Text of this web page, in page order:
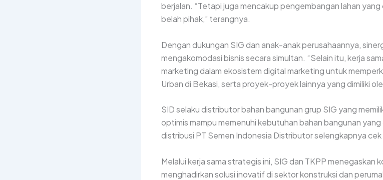
berjalan. “Tetapi juga mencakup pengembangan lahan yang
belah pihak,” terangnya.
Dengan dukungan SIG dan anak-anak perusahaannya,
mengakomodasi bisnis secara simultan. “Selain itu, kerja
marketing dalam ekosistem digital marketing untuk
Urban di Bekasi, serta proyek-proyek lainnya yang dimiliki
SID selaku distributor bahan bangunan grup SIG yang
optimis mampu memenuhi kebutuhan bahan bangunan
distribusi PT Semen Indonesia Distributor selengkapnya cek
Melalui kerja sama strategis ini, SIG dan TKPP menegaskan
menghadirkan solusi inovatif di sektor konstruksi dan